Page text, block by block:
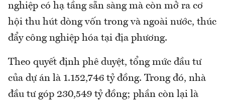
nghiệp có hạ tầng sẵn sàng mà còn mở ra cơ
hội thu hút dòng vốn trong và ngoài nước, thúc
đẩy công nghiệp hóa tại địa phương.
Theo quyết định phê duyệt, tổng mức đầu tư
của dự án là 1.152,746 tỷ đồng. Trong đó, nhà
đầu tư góp 230,549 tỷ đồng; phần còn lại là